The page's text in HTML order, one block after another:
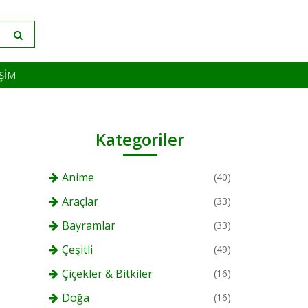
Kategoriler
Anime (40)
Araçlar (33)
Bayramlar (33)
Çeşitli (49)
Çiçekler & Bitkiler (16)
Doğa (16)